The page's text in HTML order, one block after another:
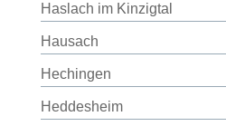
Haslach im Kinzigtal
Hausach
Hechingen
Heddesheim